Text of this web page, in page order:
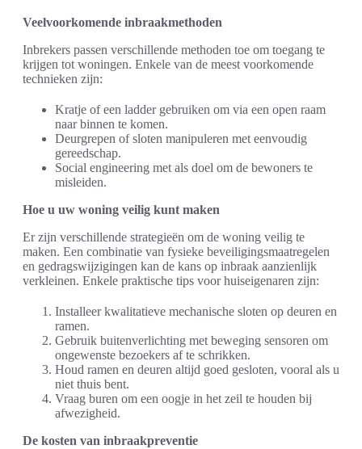
Veelvoorkomende inbraakmethoden
Inbrekers passen verschillende methoden toe om toegang te
krijgen tot woningen. Enkele van de meest voorkomende
technieken zijn:
Kratje of een ladder gebruiken om via een open raam
naar binnen te komen.
Deurgrepen of sloten manipuleren met eenvoudig
gereedschap.
Social engineering met als doel om de bewoners te
misleiden.
Hoe u uw woning veilig kunt maken
Er zijn verschillende strategieën om de woning veilig te
maken. Een combinatie van fysieke beveiligingsmaatregelen
en gedragswijzigingen kan de kans op inbraak aanzienlijk
verkleinen. Enkele praktische tips voor huiseigenaren zijn:
Installeer kwalitatieve mechanische sloten op deuren en
ramen.
Gebruik buitenverlichting met beweging sensoren om
ongewenste bezoekers af te schrikken.
Houd ramen en deuren altijd goed gesloten, vooral als u
niet thuis bent.
Vraag buren om een oogje in het zeil te houden bij
afwezigheid.
De kosten van inbraakpreventie